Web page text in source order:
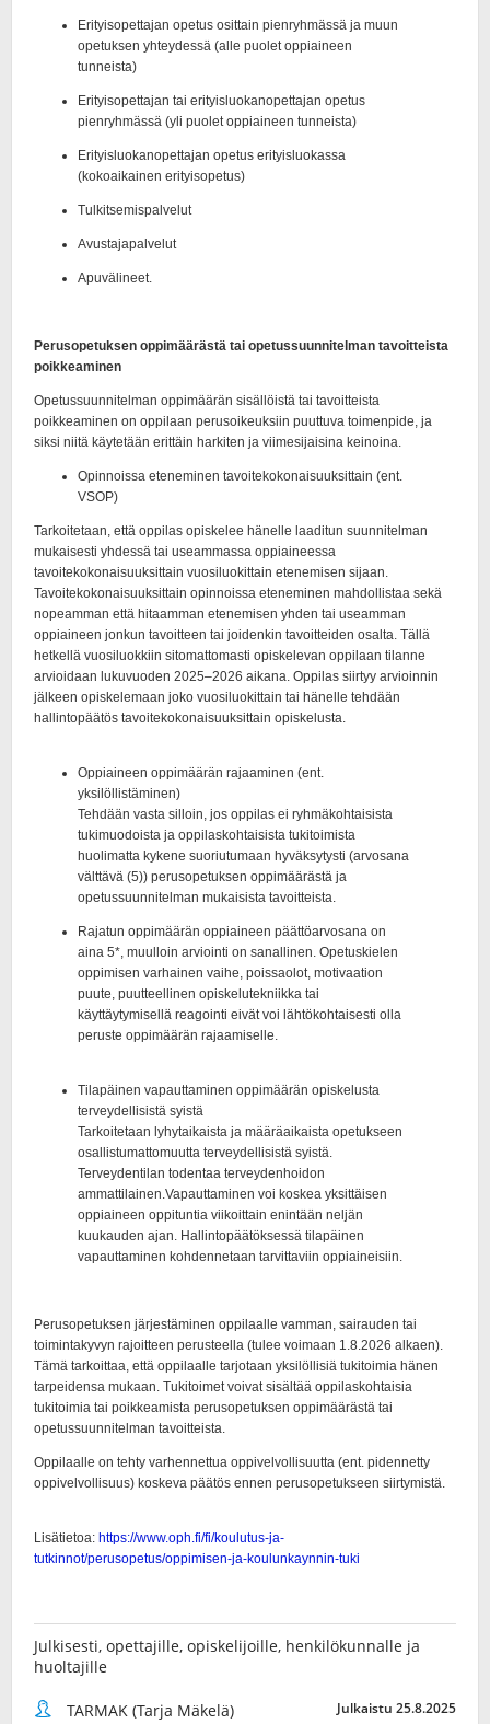
Julkisesti, opettajille, opiskelijoille, henkilökunnalle ja
huoltajille
TARMAK (Tarja Mäkelä) Julkaistu 25.8.2025